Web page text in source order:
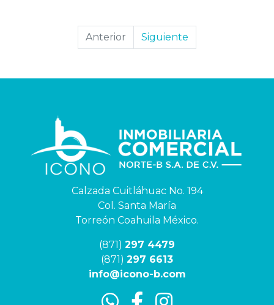
Anterior Siguiente
Calzada Cuitláhuac No. 194
Col. Santa María
Torreón Coahuila México.
(871) 297 4479
(871) 297 6613
info@icono-b.com